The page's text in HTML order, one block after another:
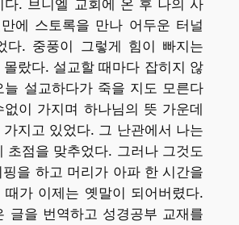
다. 브니엘 교회에 온 후 나의 사
에 스토록을 만나 어두운 터널
다. 중풍이 그렇게 힘이 빠지는
랐다. 설교할 때마다 잡히지 않
늘 설교하다가 죽을 지도 모른다
이 가지며 하나님의 뜻 가운데
지고 있었다. 그 난관에서 나는
초점을 맞추었다. 그러나 그것도
을 하고 머리가 아파 한 시간을
때가 이제는 옛말이 되어버렸다.
글을 번역하고 성경공부 교재를